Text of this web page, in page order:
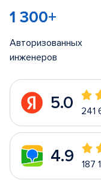
1 300+
Авторизованных
инженеров
5.0 241
4.9 187